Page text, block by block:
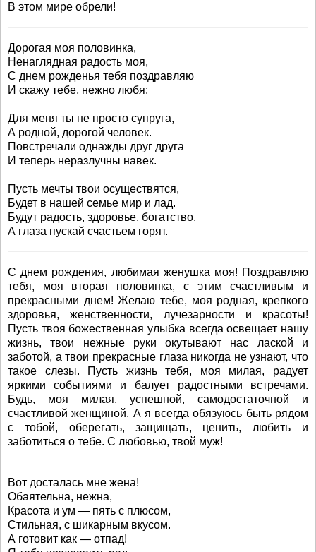
В этом мире обрели!
Дорогая моя половинка,
Ненаглядная радость моя,
С днем рожденья тебя поздравляю
И скажу тебе, нежно любя:
Для меня ты не просто супруга,
А родной, дорогой человек.
Повстречали однажды друг друга
И теперь неразлучны навек.
Пусть мечты твои осуществятся,
Будет в нашей семье мир и лад.
Будут радость, здоровье, богатство.
А глаза пускай счастьем горят.
С днем рождения, любимая женушка моя! Поздравляю
тебя, моя вторая половинка, с этим счастливым и
прекрасными днем! Желаю тебе, моя родная, крепкого
здоровья, женственности, лучезарности и красоты!
Пусть твоя божественная улыбка всегда освещает нашу
жизнь, твои нежные руки окутывают нас лаской и
заботой, а твои прекрасные глаза никогда не узнают, что
такое слезы. Пусть жизнь тебя, моя милая, радует
яркими событиями и балует радостными встречами.
Будь, моя милая, успешной, самодостаточной и
счастливой женщиной. А я всегда обязуюсь быть рядом
с тобой, оберегать, защищать, ценить, любить и
заботиться о тебе. С любовью, твой муж!
Вот досталась мне жена!
Обаятельна, нежна,
Красота и ум — пять с плюсом,
Стильная, с шикарным вкусом.
А готовит как — отпад!